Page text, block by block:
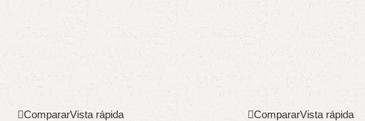
CompararVista rápida
CompararVista rápida